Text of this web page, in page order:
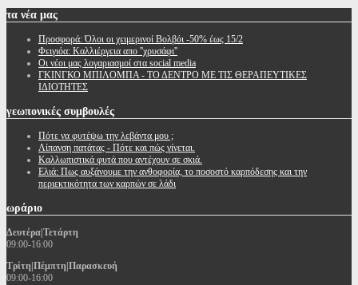
τα νέα μας
Προσφορά: Όλοι οι χειμερινοί Βολβόι -50% έως 15/2
Φειγιόα: Καλλιέργεια απο ''χρυσάφι''
Oι νέοι μας λογαριασμοί στα social media
ΓΚΙΝΓΚΟ ΜΠΙΛΟΜΠΑ - ΤΟ ΔΕΝΤΡΟ ΜΕ ΤΙΣ ΘΕΡΑΠΕΥΤΙΚΕΣ
ΙΔΙΟΤΗΤΕΣ
γεωπονικές συμβουλές
Πότε να φυτέψω την λεβάντα μου ;
Λίπανση πατάτας - Πότε και πώς γίνεται.
Καλλωπιστικά φυτά που αντέχουν σε σκιά.
Ελιά: Πως αυξάνουμε την ανθοφορία, το ποσοστό καρπόδεσης και την
περιεκτικότητα των καρπών σε λάδι
ωράριο
Δευτέρα|Τετάρτη
09:00-16:00
Τρίτη|Πέμπτη|Παρασκευή
09:00-16:00